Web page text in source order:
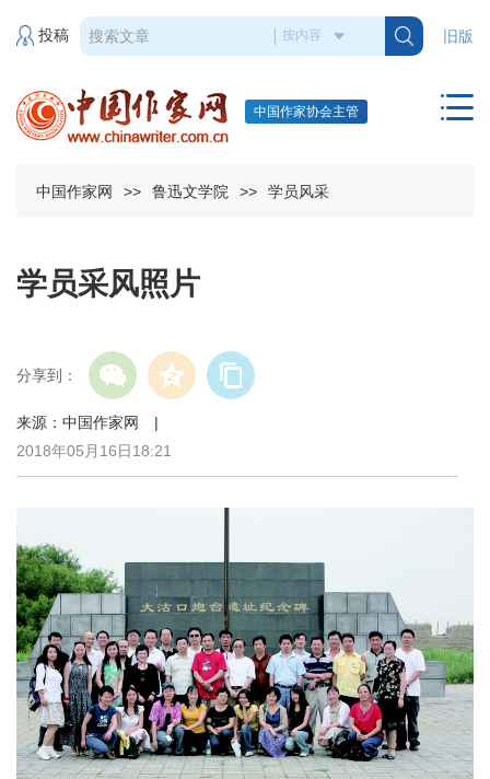
旧版
投稿
中国作家协会主管
中国作家网 >> 鲁迅文学院 >> 学员风采
学员采风照片
分享到：
来源：中国作家网 |
2018年05月16日18:21